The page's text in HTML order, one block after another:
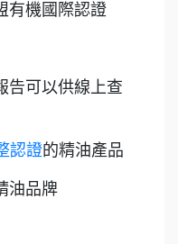
有機國際認證
告可以供線上查
認證的精油產品
油品牌